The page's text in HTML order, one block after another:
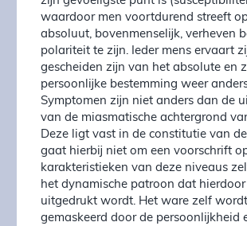
waardoor men voortdurend streeft
absoluut, bovenmenselijk, verheven
polariteit te zijn. Ieder mens ervaart
gescheiden zijn van het absolute en
persoonlijke bestemming weer
Symptomen zijn niet anders dan de
van de miasmatische achtergrond
Deze ligt vast in de constitutie van
gaat hierbij niet om een voorschrift
karakteristieken van deze niveaus
het dynamische patroon dat
uitgedrukt wordt. Het ware zelf wordt
gemaskeerd door de persoonlijkheid